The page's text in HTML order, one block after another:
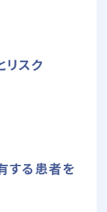
スク
する患者を